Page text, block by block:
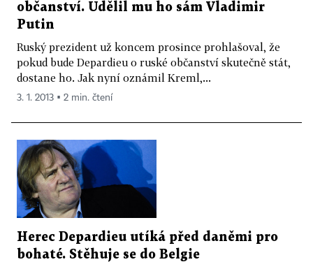
občanství. Udělil mu ho sám Vladimir
Putin
Ruský prezident už koncem prosince prohlašoval, že
pokud bude Depardieu o ruské občanství skutečně stát,
dostane ho. Jak nyní oznámil Kreml,...
3. 1. 2013 ▪ 2 min. čtení
Herec Depardieu utíká před daněmi pro
bohaté. Stěhuje se do Belgie